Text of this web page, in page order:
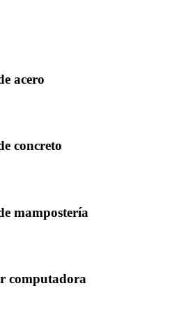
acero
concreto
mampostería
computadora